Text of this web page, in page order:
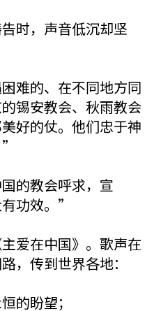
时，声音低沉却坚
难的、在不同地方同
锡安教会、秋雨教会
好的仗。他们忠于神
的教会呼求，宣
功效。”
爱在中国》。歌声在
，传到世界各地：
的盼望；